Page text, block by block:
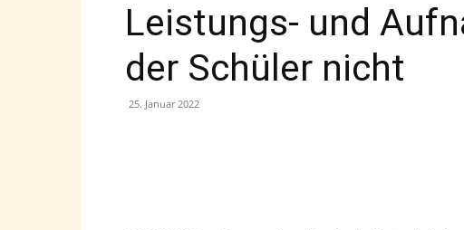
Leistungs- und
der Schüler nicht
25. Januar 2022